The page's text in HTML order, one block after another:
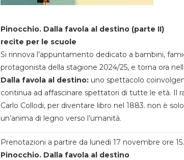
Pinocchio. Dalla favola al destino (parte II)
recite per le scuole
Si rinnova l’appuntamento dedicato a bambini,
protagonista della stagione 2024/25, e torna ora
Dalla favola al destino:uno spettacolo
continua ad affascinare spettatori di tutte le età. Il
Carlo Collodi, per diventare libro nel 1883. non è
un’anima di legno verso l’umanità.
Prenotazioni a partire da lunedi 17 novembre ore
Pinocchio. Dalla favola al destino